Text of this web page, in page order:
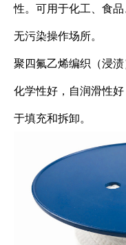
性。可用于化工、食
无污染操作场所。
聚四氟乙烯编织（浸
化学性好，自润滑性
于填充和拆卸。